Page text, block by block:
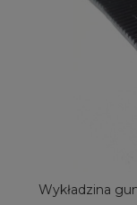
Wykładzina